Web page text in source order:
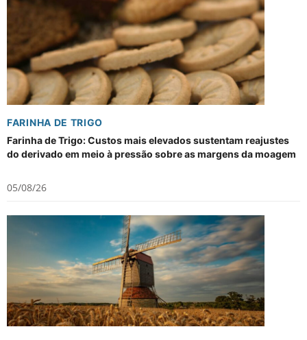
FARINHA DE TRIGO
Farinha de Trigo: Custos mais elevados sustentam reajustes
do derivado em meio à pressão sobre as margens da moagem
05/08/26